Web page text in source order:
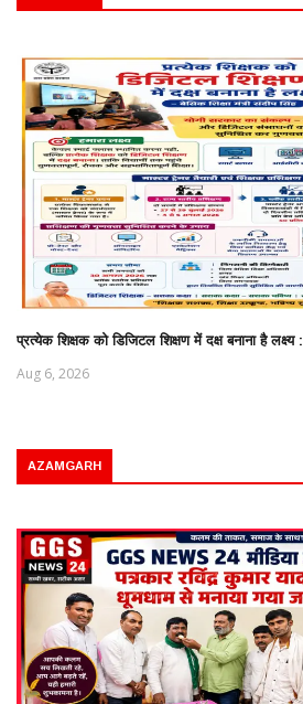
प्रत्येक शिक्षक को डिजिटल शिक्षण में दक्ष बनाना है लक्ष्य
Aug 6, 2026
AZAMGARH